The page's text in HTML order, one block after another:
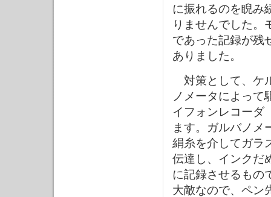
に振れるのを睨み
りませんでした。
であった記録が残
ありました。
対策として、ケ
ノメータによって
イフォンレコーダ
ます。ガルバノメ
絹糸を介してガラ
伝達し、インクだ
に記録させるもの
大敵なので、ペン